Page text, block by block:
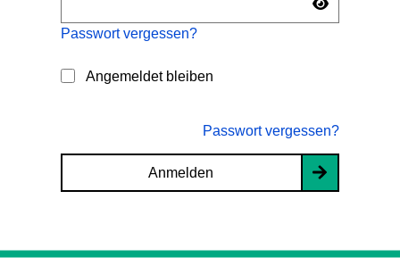
Passwort vergessen?
Angemeldet bleiben
Passwort vergessen?
Anmelden